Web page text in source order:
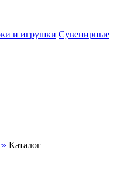
и игрушки Сувенирные
Каталог